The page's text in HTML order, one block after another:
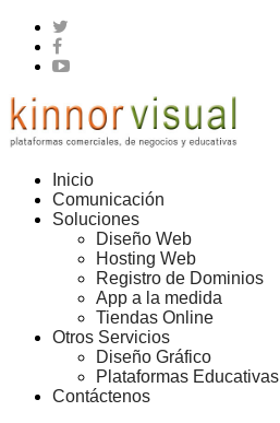
Inicio
Comunicación
Soluciones
Diseño Web
Hosting Web
Registro de Dominios
App a la medida
Tiendas Online
Otros Servicios
Diseño Gráfico
Plataformas Educativas
Contáctenos